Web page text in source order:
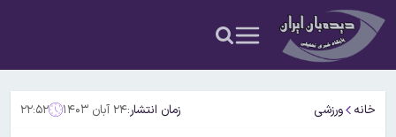
خانه ورزشی زمان انتشار:۲۴ آبان ۱۴۰۳ ۲۲:۵۲